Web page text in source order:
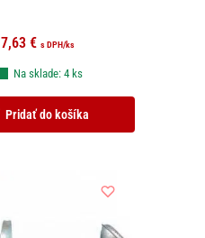
7,63€ s DPH/ks
Pridať do košíka
Na sklade: 4 ks